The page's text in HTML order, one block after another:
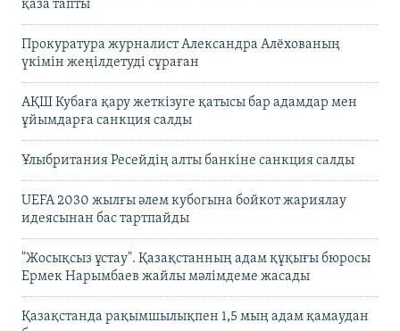
қаза тапты
Прокуратура журналист Александра Алёхованың
үкімін жеңілдетуді сұраған
АҚШ Кубаға қару жеткізуге қатысы бар адамдар мен
ұйымдарға санкция салды
Ұлыбритания Ресейдің алты банкіне санкция салды
UEFA 2030 жылғы әлем кубогына бойкот жариялау
идеясынан бас тартпайды
"Жосықсыз ұстау". Қазақстанның адам құқығы бюросы
Ермек Нарымбаев жайлы мәлімдеме жасады
Қазақстанда рақымшылықпен 1,5 мың адам қамаудан